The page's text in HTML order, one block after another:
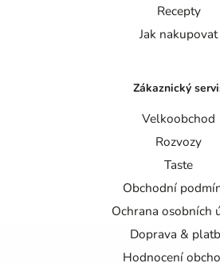
Recepty
Jak nakupovat
Zákaznický
Velkoobchod
Rozvozy
Taste
Obchodní
Ochrana osobních
Doprava &
Hodnocení